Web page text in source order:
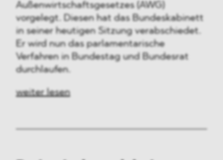
Außenwirtschaftsgesetzes (AWG)
vorgelegt. Diesen hat das Bundeskabinett
in seiner heutigen Sitzung verabschiedet.
Er wird nun das parlamentarische
Verfahren in Bundestag und Bundesrat
durchlaufen.
weiter lesen